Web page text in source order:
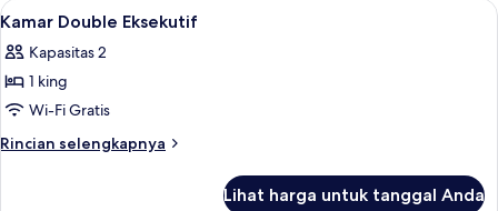
Eksklusif
Lihat
semua
foto
untuk
Kamar
Double
Kamar Double Eksekutif | Brankas,
4
Kamar Double Eksekutif
Kapasitas 2
1 king
Wi-Fi Gratis
Rincian selengkapnya
Rincian
Lihat harga untuk tanggal Anda